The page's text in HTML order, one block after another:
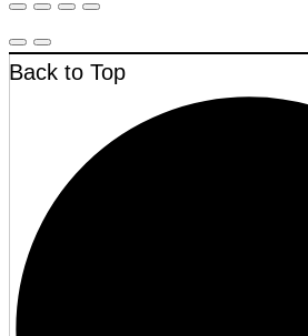
Back to Top